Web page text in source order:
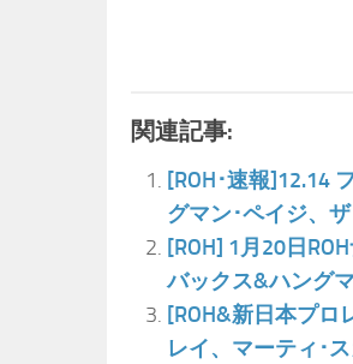
関連記事:
[ROH･速報]12.14
グマン･ペイジ、
[ROH] 1月20日
バックス&ハング
[ROH&新日本プロ
レイ、マーティ･